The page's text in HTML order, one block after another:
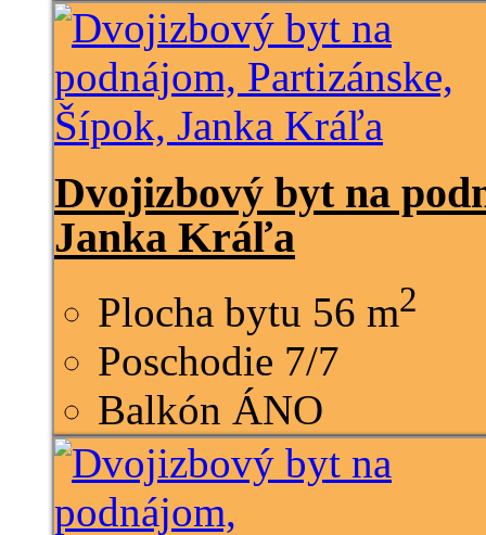
Dvojizbový byt na
Janka Kráľa
Plocha bytu 56 m2
Poschodie 7/7
Balkón ÁNO